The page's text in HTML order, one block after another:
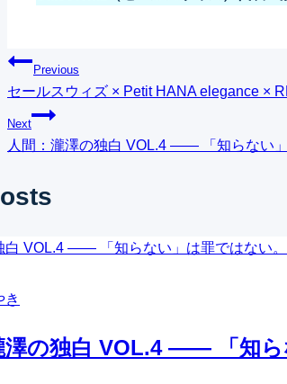
投
稿
ナ
ー
シ
ョ
ン
Previous
セールスウィズ × Petit HANA elegance ×
Next
人間：瀧澤の独白 VOL.4 ―― 「知らない
き
澤の独白 VOL.4 ―― 「知